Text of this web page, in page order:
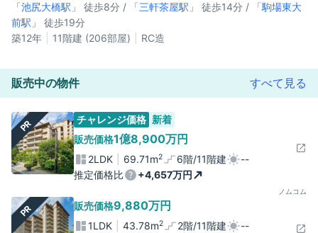
「池尻大橋駅 」 徒歩8分 / 「三軒茶屋駅 」 徒歩14分 / 「駒場東大
前駅 」 徒歩19分
築12年
11階建 (206部屋) RC造
販売中の物件 すべて見る
PR チャレンジ価格 新着
販売価格1億8,900万円
2LDK 69.71m2 6階/11階建
--
推定価格比
+4,657万円
ノムコム
PR 販売価格9,880万円
1LDK 43.78m2 2階/11階建 --